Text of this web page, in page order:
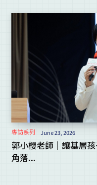
專訪系列 June 23, 2026
郭小櫻老師｜讓基層
角落...